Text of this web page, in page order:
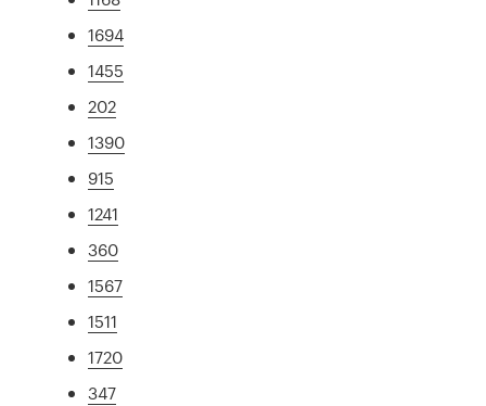
1694
1455
202
1390
915
1241
360
1567
1511
1720
347